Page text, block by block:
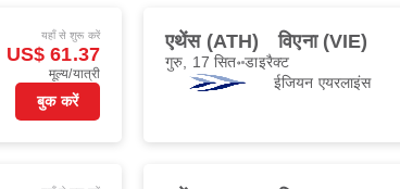
यहाँ से शुरू करें
US$ 61.37
मूल्य/यात्री
बुक करें
एथेंस (ATH) विएना (VIE)
गुरु, 17 सित॰डाइरैक्ट
ईजियन एयरलाइंस